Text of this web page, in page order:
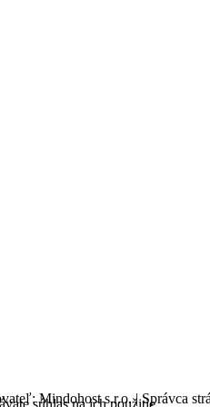
Mindohost s.r.o. | Správca
súhlas na ich použitie.